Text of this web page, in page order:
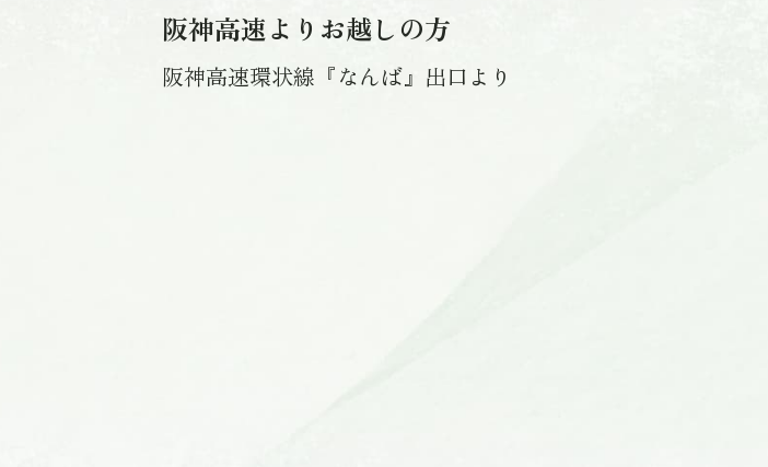
阪神高速よりお越しの方
阪神高速環状線『なんば』出口より